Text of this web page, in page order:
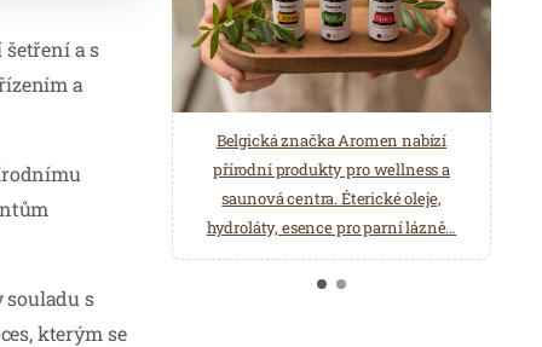
a s
a
souladu s
kterým se
Belgická značka Aromen nabízí
přírodní produkty pro wellness a
saunová centra. Éterické oleje,
hydroláty, esence pro parní lázně…
ASTORIA Hotel & Medical Spa je
poskytovatelem lázeňské léčebně
rehabilitační péče. Odpočiňte si ve
Wellness a Balneo centru.